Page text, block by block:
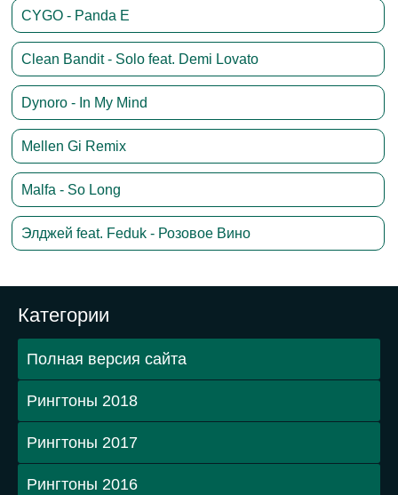
CYGO - Panda E
Clean Bandit - Solo feat. Demi Lovato
Dynoro - In My Mind
Mellen Gi Remix
Malfa - So Long
Элджей feat. Feduk - Розовое Вино
Категории
Полная версия сайта
Рингтоны 2018
Рингтоны 2017
Рингтоны 2016